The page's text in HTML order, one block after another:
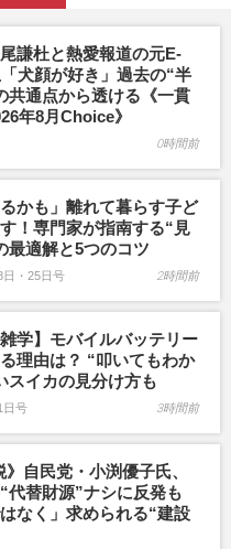
謙杜と熱愛報道の元E-
犬顔が好き」過去の“半
共通点から透ける《一貫
年8月Choice》
0時間前
るかも」離れて暮らす子ど
！専門家が指南する“見
最適解と5つのコツ
日・25日号 2時間前
雑学】モバイルバッテリー
理由は？ “叩いてもわか
スイカの見分け方も
日号 3時間前
》自民党・小渕優子氏、
代替財源”ナシに反発も
はなく」求められる“建設